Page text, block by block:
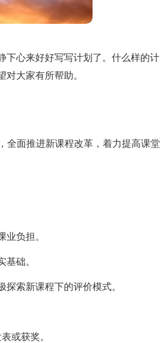
下心来好好写写计划了。什么样的计
大家有所帮助。
全面推进新课程改革，着力提高课堂
负担。
础。
索新课程下的评价模式。
或获奖。